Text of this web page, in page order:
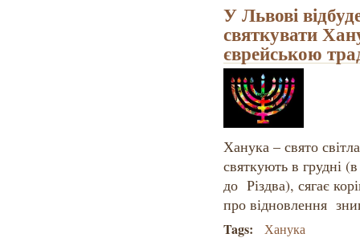
У Львові
святкувати
єврейською
Ханука – свято
святкують в грудні
до Різдва), сягає
про відновлення
Tags: Ханука